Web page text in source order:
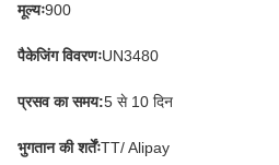
मूल्यः900
पैकेजिंग विवरणःUN3480
प्रसव का समय:5 से 10 दिन
भुगतान की शर्तेंःTT/ Alipay